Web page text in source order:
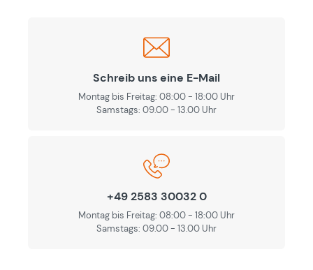
Schreib uns eine E-Mail
Montag bis Freitag: 08:00 - 18:00 Uhr
Samstags: 09.00 - 13.00 Uhr
+49 2583 30032 0
Montag bis Freitag: 08:00 - 18:00 Uhr
Samstags: 09.00 - 13.00 Uhr